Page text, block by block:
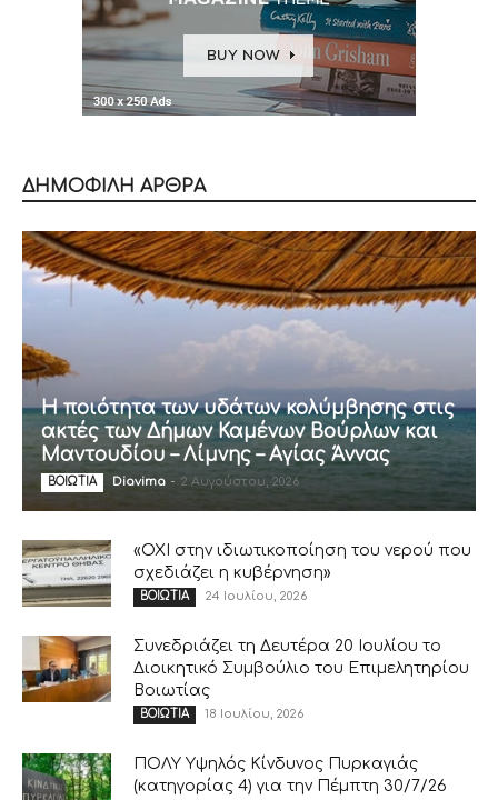
ΔΗΜΟΦΙΛΗ ΑΡΘΡΑ
Η ποιότητα των υδάτων κολύμβησης στις
ακτές των Δήμων Καμένων Βούρλων και
Μαντουδίου – Λίμνης – Αγίας Άννας
ΒΟΙΩΤΙΑ Diavima - 2 Αυγούστου, 2026
«ΟΧΙ στην ιδιωτικοποίηση του νερού που
σχεδιάζει η κυβέρνηση»
ΒΟΙΩΤΙΑ 24 Ιουλίου, 2026
Συνεδριάζει τη Δευτέρα 20 Ιουλίου το
Διοικητικό Συμβούλιο του Επιμελητηρίου
Βοιωτίας
ΒΟΙΩΤΙΑ 18 Ιουλίου, 2026
ΠΟΛΥ Υψηλός Κίνδυνος Πυρκαγιάς
(κατηγορίας 4) για την Πέμπτη 30/7/26